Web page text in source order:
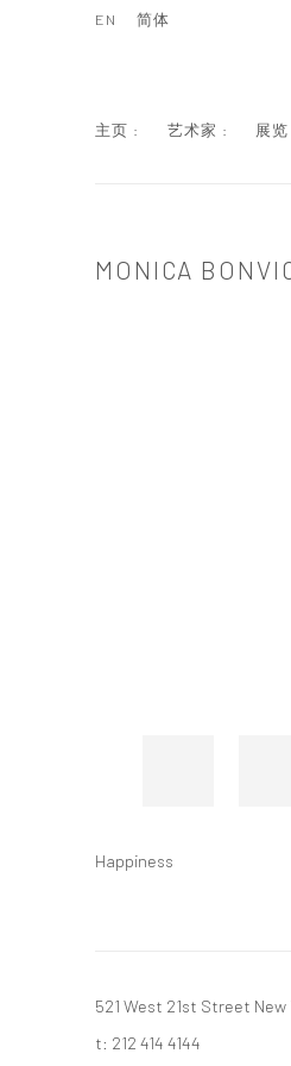
主页 : 艺术家 : 展
EN 简体
MONICA
Happiness
521 West 21st Street New
t: 212 414 4144